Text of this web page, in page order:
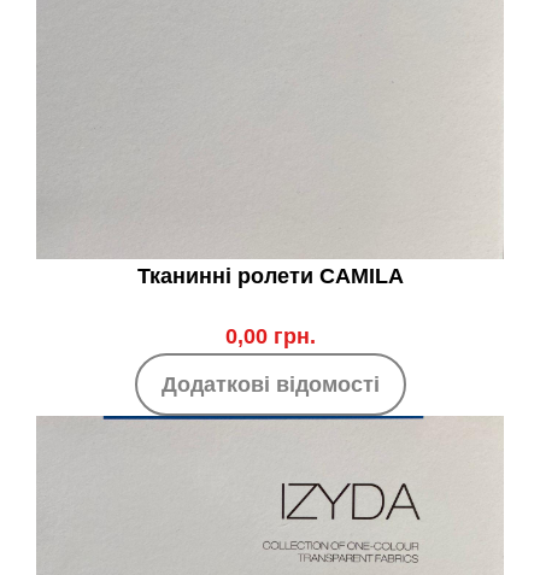
Тканинні ролети CAMILA
0,00 грн.
Додаткові відомості